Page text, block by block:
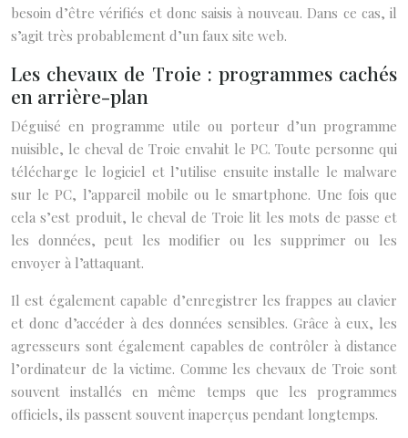
besoin d’être vérifiés et donc saisis à nouveau. Dans ce cas, il
s’agit très probablement d’un faux site web.
Les chevaux de Troie : programmes cachés
en arrière-plan
Déguisé en programme utile ou porteur d’un programme
nuisible, le cheval de Troie envahit le PC. Toute personne qui
télécharge le logiciel et l’utilise ensuite installe le malware
sur le PC, l’appareil mobile ou le smartphone. Une fois que
cela s’est produit, le cheval de Troie lit les mots de passe et
les données, peut les modifier ou les supprimer ou les
envoyer à l’attaquant.
Il est également capable d’enregistrer les frappes au clavier
et donc d’accéder à des données sensibles. Grâce à eux, les
agresseurs sont également capables de contrôler à distance
l’ordinateur de la victime. Comme les chevaux de Troie sont
souvent installés en même temps que les programmes
officiels, ils passent souvent inaperçus pendant longtemps.